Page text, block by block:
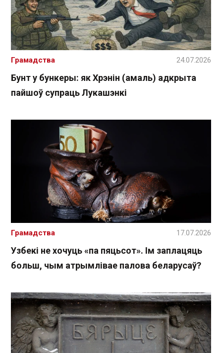
Бунт у бункеры: як Хрэнін (амаль) адкрыта
пайшоў супраць Лукашэнкі
Грамадства 24.07.2026
Узбекі не хочуць «па пяцьсот». Ім заплацяць
больш, чым атрымлівае палова беларусаў?
Грамадства 17.07.2026